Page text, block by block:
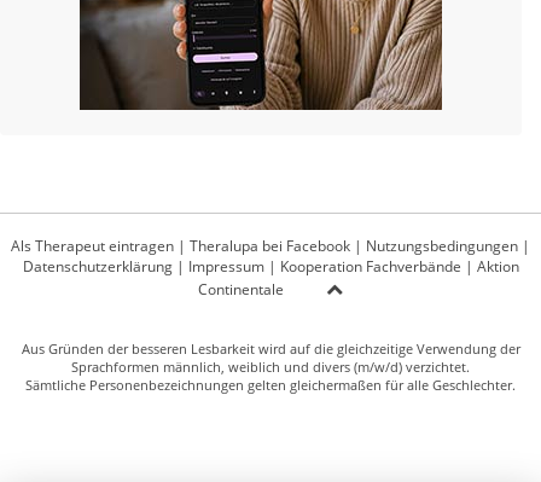
Als Therapeut eintragen | Theralupa bei Facebook | Nutzungsbedingungen |
Datenschutzerklärung| Impressum| Kooperation Fachverbände | Aktion
Continentale
Aus Gründen der besseren Lesbarkeit wird auf die gleichzeitige Verwendung der
Sprachformen männlich, weiblich und divers (m/w/d) verzichtet.
Sämtliche Personenbezeichnungen gelten gleichermaßen für alle Geschlechter.